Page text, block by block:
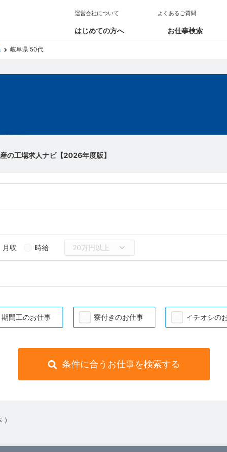
はじめての方へ お仕事検索
運営会社について よくあるご質問
岐阜県 50代
の工場求人ナビ【2026年度版】
月収 時給
期間工のお仕事 寮付きのお仕事 イチオシの
条件に合うお仕事を検索する